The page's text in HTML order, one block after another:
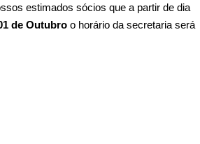
estimados sócios que a partir de dia
de Outubro o horário da secretaria será